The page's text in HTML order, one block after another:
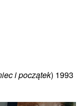
i początek) 1993